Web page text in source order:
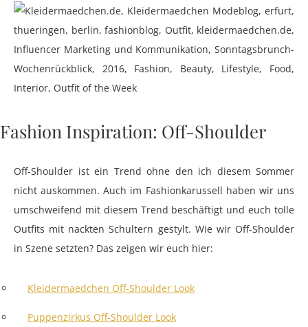
Fashion Inspiration: Off-Shoulder
Off-Shoulder ist ein Trend ohne den ich diesem Sommer
nicht auskommen. Auch im Fashionkarussell haben wir uns
umschweifend mit diesem Trend beschäftigt und euch tolle
Outfits mit nackten Schultern gestylt. Wie wir Off-Shoulder
in Szene setzten? Das zeigen wir euch hier:
Kleidermaedchen Off-Shoulder Look
Puppenzirkus Off-Shoulder Look